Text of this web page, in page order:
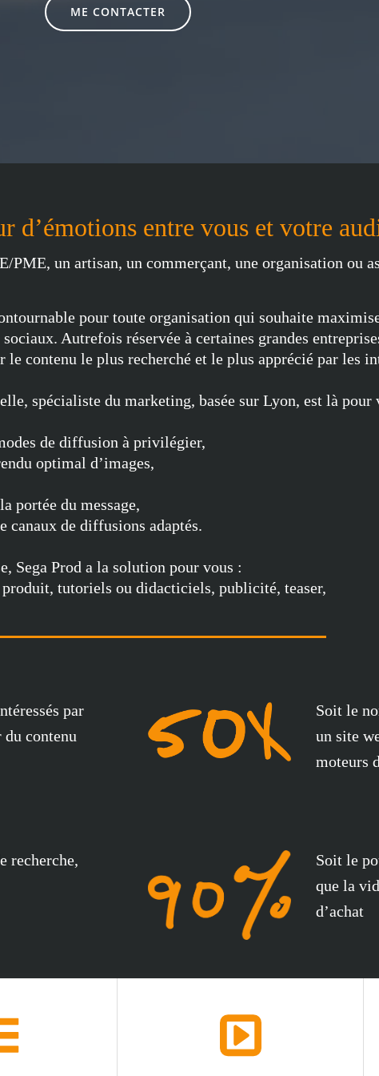
ME CONTACTER
d’émotions entre vous et votre
PME, un artisan, un commerçant, une organisation ou
pour toute organisation qui souhaite
Autrefois réservée à certaines grandes
contenu le plus recherché et le plus apprécié par les
spécialiste du marketing, basée sur Lyon, est là pour
de diffusion à privilégier,
optimal d’images,
portée du message,
canaux de diffusions adaptés.
Sega Prod a la solution pour vous :
tutoriels ou didacticiels, publicité, teaser,
par
contenu
Soit le
un site
moteurs
recherche,
Soit le
que la
d’achat